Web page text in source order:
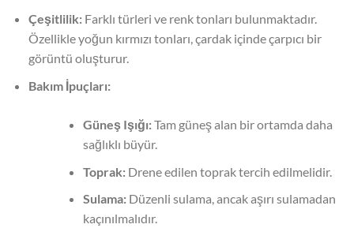
Çeşitlilik:Farklı türleri ve renk tonları bulunmaktadır.
Özellikle yoğun kırmızı tonları, çardak içinde çarpıcı bir
görüntü oluşturur.
Bakım İpuçları:
Güneş Işığı:Tam güneş alan bir ortamda daha
sağlıklı büyür.
Toprak:Drene edilen toprak tercih edilmelidir.
Sulama:Düzenli sulama, ancak aşırı sulamadan
kaçınılmalıdır.